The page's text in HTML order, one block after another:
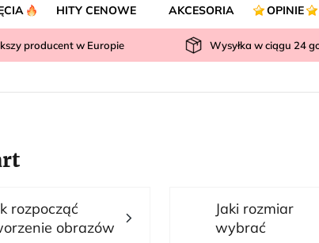
HITY CENOWE AKCESORIA OPINIE
producent w Europie Wysyłka w ciągu 24
rozpocząć
obrazów
Jaki rozmiar
wybrać